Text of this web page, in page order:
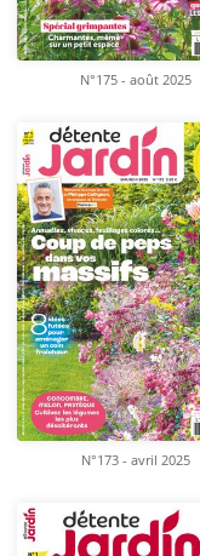
N°175 - août 2025
N°173 - avril 2025